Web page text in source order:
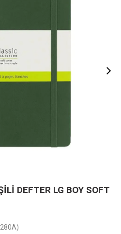
DEFTER LG BOY SOFT